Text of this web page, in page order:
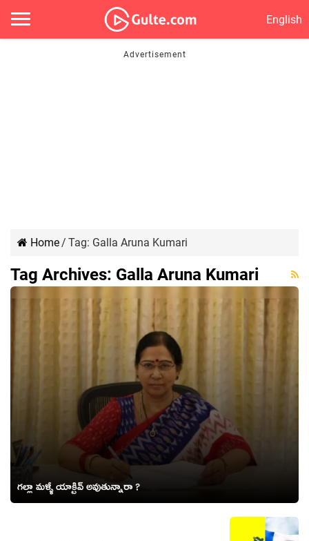
English
Home/ Tag: Galla Aruna Kumari
Tag Archives: Galla Aruna Kumari
గల్లా మళ్ళీ యాక్టివ్ అవుతున్నారా ?